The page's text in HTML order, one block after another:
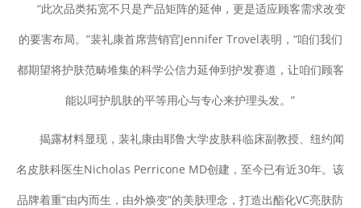
“此次品类拓宽不只是产品矩阵的延伸，更是适应顾客需求改变
的要害布局。”裴礼康首席营销官Jennifer Trovel表明，“咱们我们
都期望将护肤范畴堆集的科学公信力延伸到护发赛道，让咱们顾客
能以呵护肌肤的平等用心与专心来护理头发。”
揭露材料显现，裴礼康由耶鲁大学皮肤科临床副教授、纽约闻
名皮肤科医生Nicholas Perricone MD创建，至今已有近30年。该
品牌着重“由内而生，由外焕变”的美肤理念，打造出酯化VC亮肤防